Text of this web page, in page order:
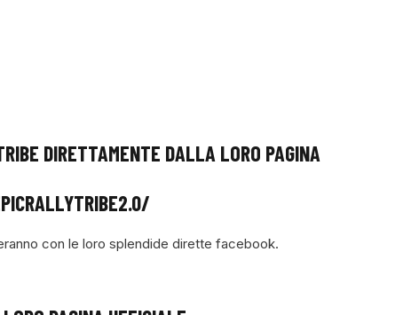
DIRETTAMENTE DALLA LORO PAGINA
con le loro splendide dirette facebook.